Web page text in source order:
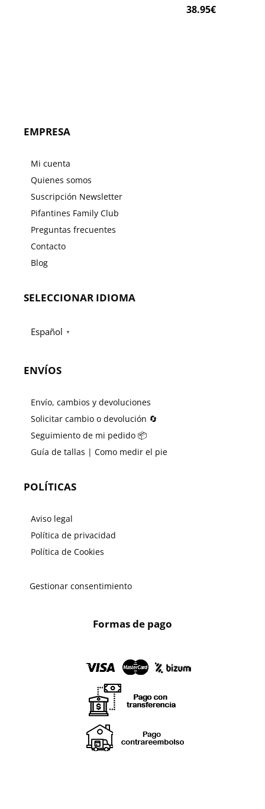
38.95€
EMPRESA
Mi cuenta
Quienes somos
Suscripción Newsletter
Pifantines Family Club
Preguntas frecuentes
Contacto
Blog
SELECCIONAR IDIOMA
Español ▼
ENVÍOS
Envío, cambios y devoluciones
Solicitar cambio o devolución 🔄
Seguimiento de mi pedido 📦
Guía de tallas | Como medir el pie
POLÍTICAS
Aviso legal
Política de privacidad
Política de Cookies
Gestionar consentimiento
Formas de pago